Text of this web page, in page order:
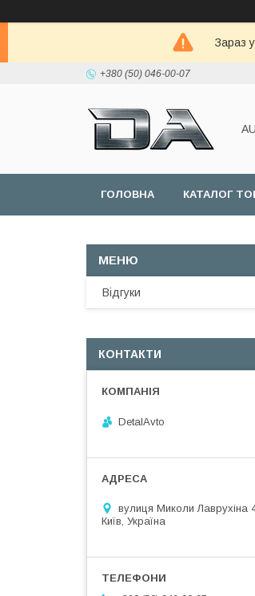
Зараз
+380 (50) 046-00-07
ГОЛОВНА КАТАЛОГ
Відгуки
КОНТАКТИ
DetalAvto
вулиця Миколи Лаврухіна
Київ, Україна